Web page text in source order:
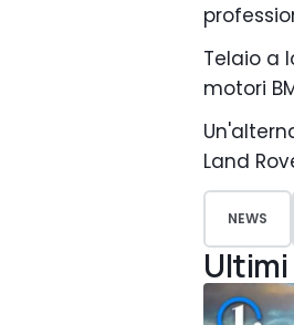
Telaio a
motori
Land
NEWS
Ultimi